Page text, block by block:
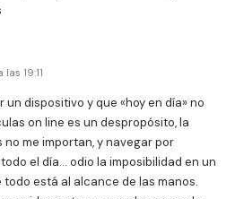
las 19:11
un dispositivo y que «hoy en día» no
on line es un despropósito, la
no me importan, y navegar por
el día… odio la imposibilidad en un
todo está al alcance de las manos.